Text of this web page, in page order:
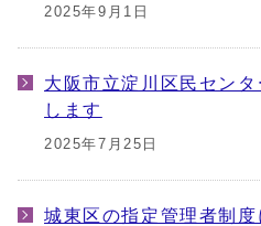
2025年9月1日
大阪市立淀川区民セン
します
2025年7月25日
城東区の指定管理者制度